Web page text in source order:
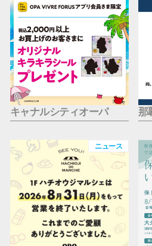
キャナルシティオーパ 那
ニュース